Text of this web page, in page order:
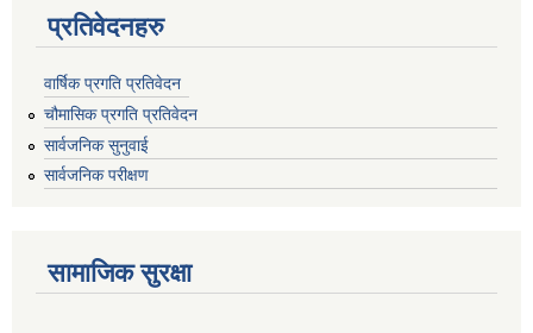
प्रतिवेदनहरु
वार्षिक प्रगति प्रतिवेदन
चौमासिक प्रगति प्रतिवेदन
सार्वजनिक सुनुवाई
सार्वजनिक परीक्षण
सामाजिक सुरक्षा